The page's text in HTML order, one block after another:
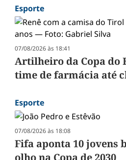
Esporte
07/08/2026 às 18:41
Artilheiro da Copa do
time de farmácia até
Esporte
07/08/2026 às 18:08
Fifa aponta 10 jovens